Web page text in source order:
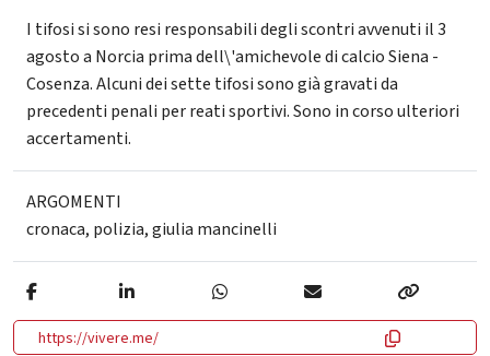
I tifosi si sono resi responsabili degli scontri avvenuti il 3
agosto a Norcia prima dell\'amichevole di calcio Siena -
Cosenza. Alcuni dei sette tifosi sono già gravati da
precedenti penali per reati sportivi. Sono in corso ulteriori
accertamenti.
ARGOMENTI
cronaca, polizia,giulia mancinelli
https://vivere.me/